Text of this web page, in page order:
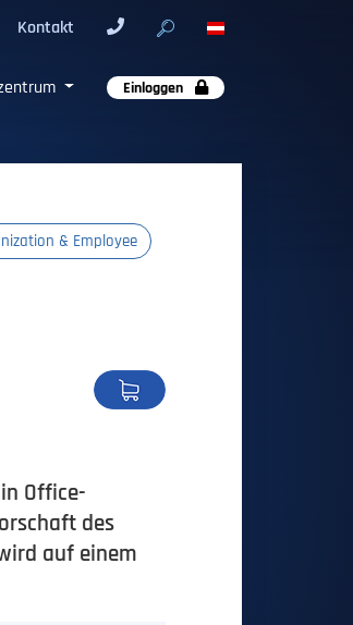
Kontakt
Einloggen
& Employee
Office-
des
auf einem